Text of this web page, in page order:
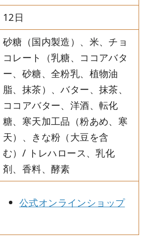
12日
砂糖（国内製造）、米、チョ
コレート（乳糖、ココアバタ
ー、砂糖、全粉乳、植物油
脂、抹茶）、バター、抹茶、
ココアバター、洋酒、転化
糖、寒天加工品（粉あめ、寒
天）、きな粉（大豆を含
む）/ トレハロース、乳化
剤、香料、酵素
公式オンラインショップ